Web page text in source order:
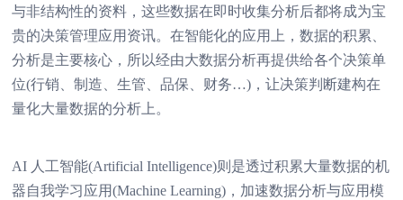
与非结构性的资料，这些数据在即时收集分析后都将成为宝
贵的决策管理应用资讯。在智能化的应用上，数据的积累、
分析是主要核心，所以经由大数据分析再提供给各个决策单
位(行销、制造、生管、品保、财务…)，让决策判断建构在
量化大量数据的分析上。
AI 人工智能(Artificial Intelligence)则是透过积累大量数据的机
器自我学习应用(Machine Learning)，加速数据分析与应用模